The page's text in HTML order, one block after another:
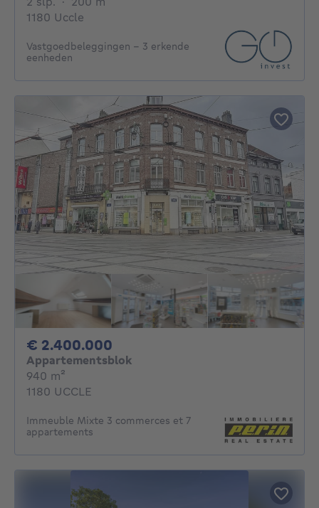
1180 Uccle
Vastgoedbeleggingen - 3 erkende
eenheden
€ 2.400.000
Appartementsblok
940 m²
1180 UCCLE
Immeuble Mixte 3 commerces et 7
appartements